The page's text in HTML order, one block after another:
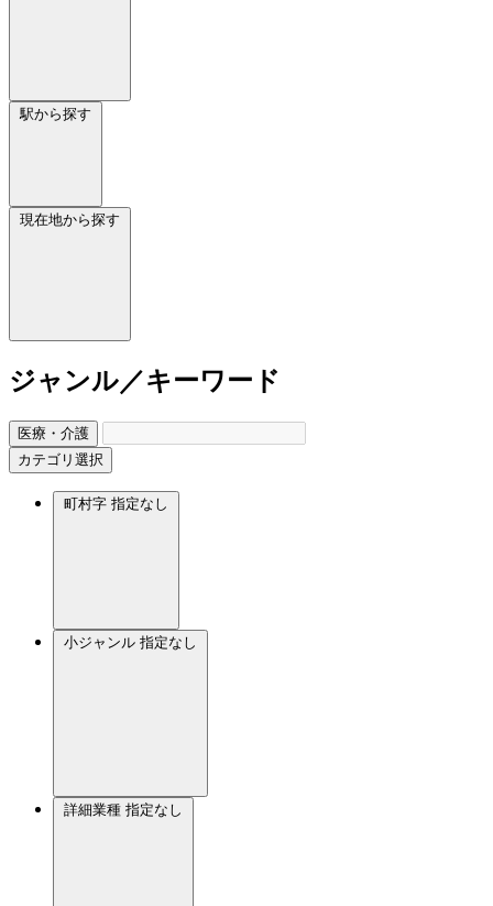
駅から探す
現在地から探す
ジャンル／キーワード
医療・介護
カテゴリ選択
町村字 指定なし
小ジャンル 指定なし
詳細業種 指定なし